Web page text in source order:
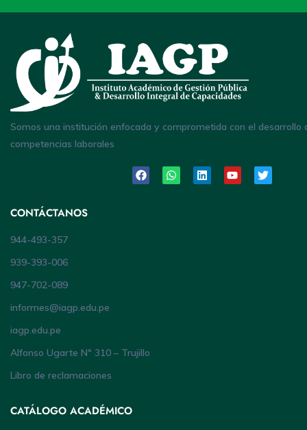
Somos una institución enfocada y comprometida con el desarrollo
competencias laborales
CONTÁCTANOS
944-493-357
939-393-006
947-702-089
informes@iagp.edu.pe
iagp.edu.pe
Alfonso Ugarte Nº 310 – Trujillo
Libro de reclamaciones
CATÁLOGO ACADÉMICO